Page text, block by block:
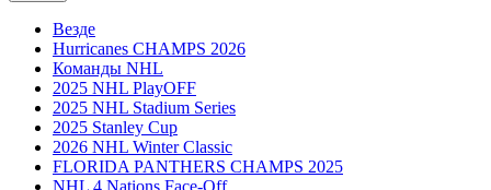
Везде
Hurricanes CHAMPS 2026
Команды NHL
2025 NHL PlayOFF
2025 NHL Stadium Series
2025 Stanley Cup
2026 NHL Winter Classic
FLORIDA PANTHERS CHAMPS 2025
NHL 4 Nations Face-Off